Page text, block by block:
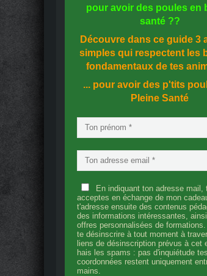
pour avoir des poules en
santé??
Découvre dans ce guide 3
simples qui respectent les
fondamentaux de tes
... pour avoir des p'tits
Pleine Santé
En indiquant ton adresse mail,
acceptes en échange de mon
t'adresse ensuite des contenus
des informations intéressantes,
offres personnalisées de
te désinscrire à tout moment à
liens de désinscription prévus à cet
hais les spams : pas d'inquiétude tes
coordonnées restent uniquement
mains.